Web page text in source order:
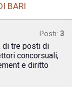
BARI
Posti: 3
di tre posti di
concorsuali,
e diritto